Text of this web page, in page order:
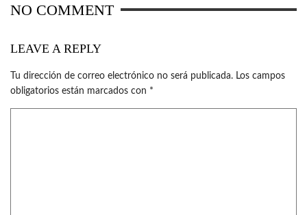
NO COMMENT
LEAVE A REPLY
Tu dirección de correo electrónico no será publicada. Los campos
obligatorios están marcados con *